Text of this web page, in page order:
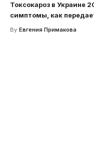
Токсокароз в Украине
симптомы, как
By Евгения Примакова